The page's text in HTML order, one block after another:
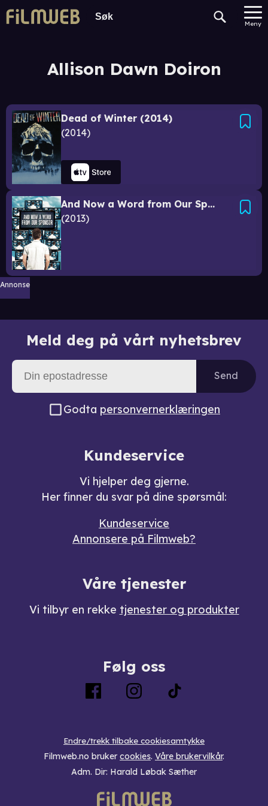
Meny
Allison Dawn Doiron
Dead of Winter (2014)
2014
And Now a Word from Our Sponsor
2013
Annonse
Meld deg på vårt nyhetsbrev
Send
Godta personvernerklæringen
Kundeservice
Vi hjelper deg gjerne.
Her finner du svar på dine spørsmål:
Kundeservice
Annonsere på Filmweb?
Våre tjenester
Vi tilbyr en rekke tjenester og produkter
Følg oss
Endre/trekk tilbake cookiesamtykke
Filmweb.no bruker cookies. Våre brukervilkår.
Adm. Dir: Harald Løbak Sæther